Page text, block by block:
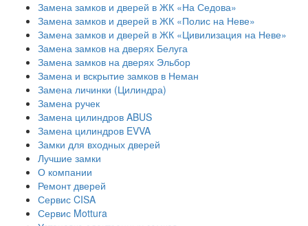
Замена замков и дверей в ЖК «На Седова»
Замена замков и дверей в ЖК «Полис на Неве»
Замена замков и дверей в ЖК «Цивилизация на Неве»
Замена замков на дверях Белуга
Замена замков на дверях Эльбор
Замена и вскрытие замков в Неман
Замена личинки (Цилиндра)
Замена ручек
Замена цилиндров ABUS
Замена цилиндров EVVA
Замки для входных дверей
Лучшие замки
О компании
Ремонт дверей
Сервис CISA
Сервис Mottura